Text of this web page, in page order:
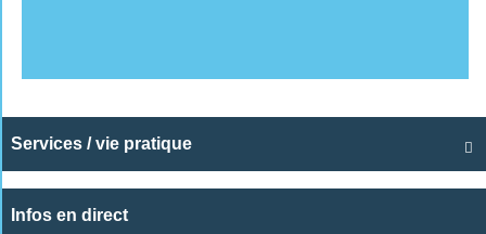

Services / vie pratique
Infos en direct